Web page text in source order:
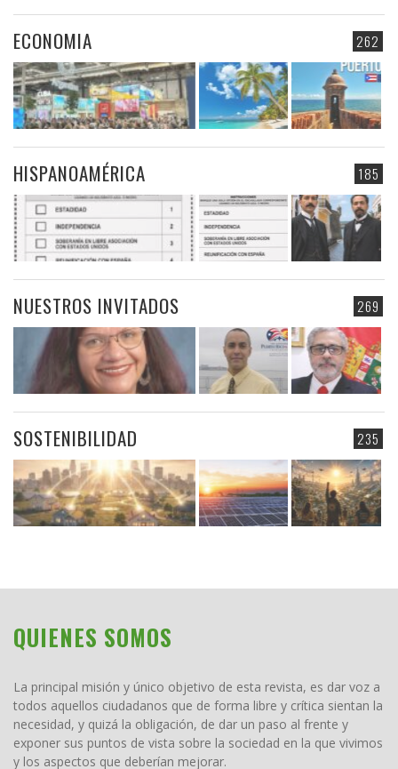
262
ECONOMIA
185
HISPANOAMÉRICA
269
NUESTROS INVITADOS
235
SOSTENIBILIDAD
QUIENES SOMOS
La principal misión y único objetivo de esta revista, es dar voz a
todos aquellos ciudadanos que de forma libre y crítica sientan la
necesidad, y quizá la obligación, de dar un paso al frente y
exponer sus puntos de vista sobre la sociedad en la que vivimos
y los aspectos que deberían mejorar.